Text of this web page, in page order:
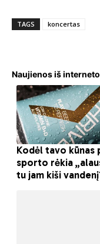
TAGS koncertas
Naujienos iš interneto